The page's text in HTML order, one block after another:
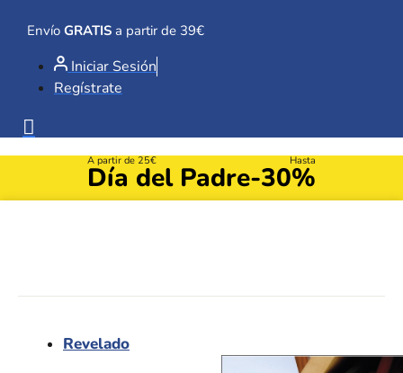
contenido
Envío GRATIS a partir de 39€
Iniciar Sesión
Regístrate
A partir de 25€
Día del Padre
Hasta
-30%
Revelado